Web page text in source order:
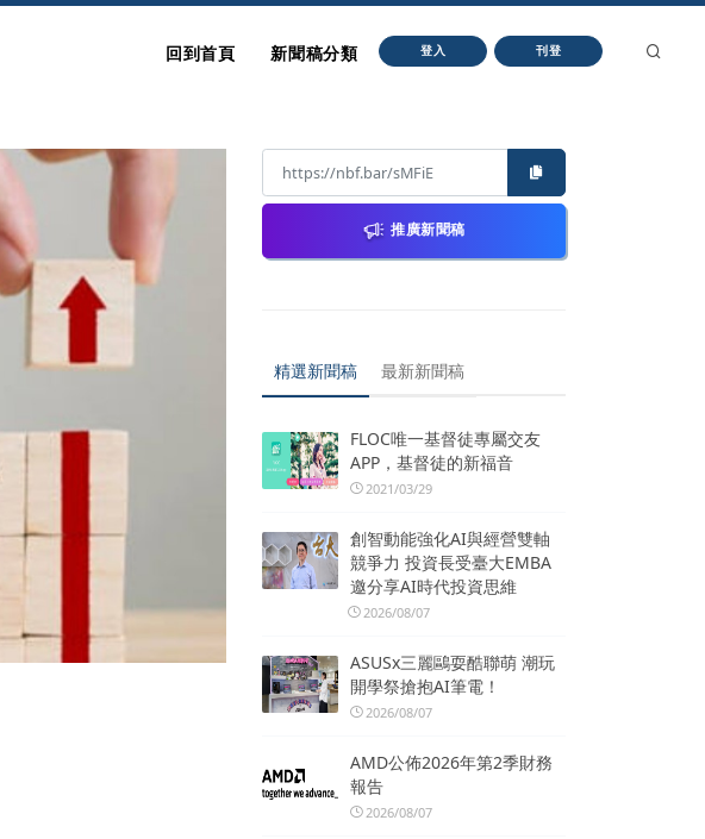
回到首頁 新聞稿分類 登入 刊登
推廣新聞稿
精選新聞稿 最新新聞稿
FLOC唯一基督徒專屬交友
APP，基督徒的新福音
2021/03/29
創智動能強化AI與經營雙軸
競爭力 投資長受臺大EMBA
邀分享AI時代投資思維
2026/08/07
ASUSx三麗鷗耍酷聯萌 潮玩
開學祭搶抱AI筆電！
2026/08/07
AMD公佈2026年第2季財務
報告
2026/08/07